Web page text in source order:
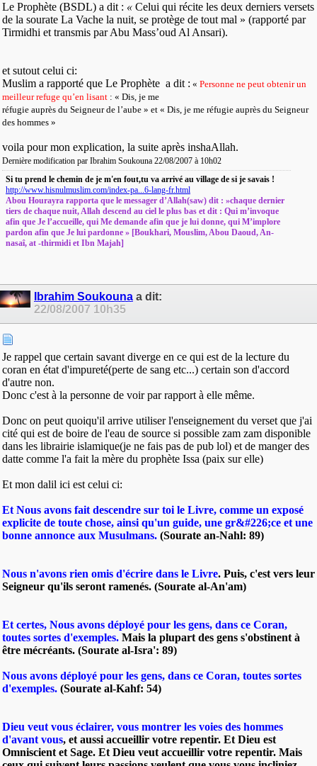
Le Prophète (BSDL) a dit : « Celui qui récite les deux derniers versets
de la sourate La Vache la nuit, se protège de tout mal » (rapporté par
Tirmidhi et transmis par Abu Mass’oud Al Ansari).
et sutout celui ci:
Muslim a rapporté que Le Prophète a dit : « Personne ne peut obtenir un
meilleur refuge qu’en lisant : « Dis, je me
réfugie auprès du Seigneur de l’aube » et « Dis, je me réfugie auprès du Seigneur
des hommes »
voila pour mon explication, la suite après inshaAllah.
Dernière modification par Ibrahim Soukouna 22/08/2007 à 10h02
Si tu prend le chemin de je m'en fout,tu va arrivé au village de si je savais !
http://www.hisnulmuslim.com/index-pa...6-lang-fr.html
Abou Hourayra rapporta que le messager d’Allah(saw) dit : »chaque dernier
tiers de chaque nuit, Allah descend au ciel le plus bas et dit : Qui m’invoque
afin que Je l’accueille, qui Me demande afin que je lui donne, qui M’implore
pardon afin que Je lui pardonne » [Boukhari, Mouslim, Abou Daoud, An-
nasaî, at -thirmidi et Ibn Majah]
Ibrahim Soukouna a dit:
22/08/2007 10h35
Je rappel que certain savant diverge en ce qui est de la lecture du
coran en état d'impureté(perte de sang etc...) certain son d'accord
d'autre non.
Donc c'est à la personne de voir par rapport à elle même.
Donc on peut quoiqu'il arrive utiliser l'enseignement du verset que j'ai
cité qui est de boire de l'eau de source si possible zam zam disponible
dans les librairie islamique(je ne fais pas de pub lol) et de manger des
datte comme l'a fait la mère du prophète Issa (paix sur elle)
Et mon dalil ici est celui ci:
Et Nous avons fait descendre sur toi le Livre, comme un exposé
explicite de toute chose, ainsi qu'un guide, une gr&#226;ce et une
bonne annonce aux Musulmans. (Sourate an-Nahl: 89)
Nous n'avons rien omis d'écrire dans le Livre. Puis, c'est vers leur
Seigneur qu'ils seront ramenés. (Sourate al-An'am)
Et certes, Nous avons déployé pour les gens, dans ce Coran,
toutes sortes d'exemples. Mais la plupart des gens s'obstinent à
être mécréants. (Sourate al-Isra': 89)
Nous avons déployé pour les gens, dans ce Coran, toutes sortes
d'exemples. (Sourate al-Kahf: 54)
Dieu veut vous éclairer, vous montrer les voies des hommes
d'avant vous, et aussi accueillir votre repentir. Et Dieu est
Omniscient et Sage. Et Dieu veut accueillir votre repentir. Mais